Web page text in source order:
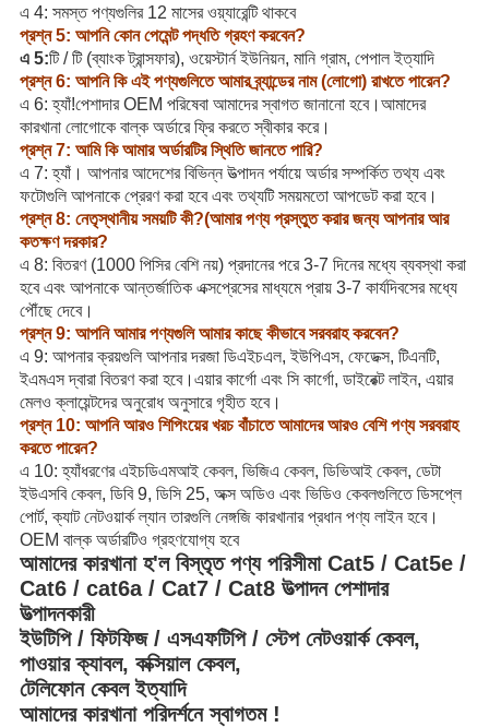
এ 4: সমস্ত পণ্যগুলির 12 মাসের ওয়্যারেন্টি থাকবে
প্রশ্ন 5: আপনি কোন পেমেন্ট পদ্ধতি গ্রহণ করবেন?
এ 5:টি / টি (ব্যাংক ট্রান্সফার), ওয়েস্টার্ন ইউনিয়ন, মানি গ্রাম, পেপাল ইত্যাদি
প্রশ্ন 6: আপনি কি এই পণ্যগুলিতে আমার ব্র্যান্ডের নাম (লোগো) রাখতে পারেন?
এ 6: হ্যাঁ!পেশাদার OEM পরিষেবা আমাদের স্বাগত জানানো হবে।আমাদের
কারখানা লোগোকে বাল্ক অর্ডারে ফ্রি করতে স্বীকার করে।
প্রশ্ন 7: আমি কি আমার অর্ডারটির স্থিতি জানতে পারি?
এ 7: হ্যাঁ। আপনার আদেশের বিভিন্ন উত্পাদন পর্যায়ে অর্ডার সম্পর্কিত তথ্য এবং
ফটোগুলি আপনাকে প্রেরণ করা হবে এবং তথ্যটি সময়মতো আপডেট করা হবে।
প্রশ্ন 8: নেতৃস্থানীয় সময়টি কী?(আমার পণ্য প্রস্তুত করার জন্য আপনার আর
কতক্ষণ দরকার?
এ 8: বিতরণ (1000 পিসির বেশি নয়) প্রদানের পরে 3-7 দিনের মধ্যে ব্যবস্থা করা
হবে এবং আপনাকে আন্তর্জাতিক এক্সপ্রেসের মাধ্যমে প্রায় 3-7 কার্যদিবসের মধ্যে
পৌঁছে দেবে।
প্রশ্ন 9: আপনি আমার পণ্যগুলি আমার কাছে কীভাবে সরবরাহ করবেন?
এ 9: আপনার ক্রয়গুলি আপনার দরজা ডিএইচএল, ইউপিএস, ফেডেক্স, টিএনটি,
ইএমএস দ্বারা বিতরণ করা হবে।এয়ার কার্গো এবং সি কার্গো, ডাইরেক্ট লাইন, এয়ার
মেলও ক্লায়েন্টদের অনুরোধ অনুসারে গৃহীত হবে।
প্রশ্ন 10: আপনি আরও শিপিংয়ের খরচ বাঁচাতে আমাদের আরও বেশি পণ্য সরবরাহ
করতে পারেন?
এ 10: হ্যাঁধরণের এইচডিএমআই কেবল, ভিজিএ কেবল, ডিভিআই কেবল, ডেটা
ইউএসবি কেবল, ডিবি 9, ডিসি 25, অক্স অডিও এবং ভিডিও কেবলগুলিতে ডিসপ্লে
পোর্ট, ক্যাট নেটওয়ার্ক ল্যান তারগুলি নেঙ্গজি কারখানার প্রধান পণ্য লাইন হবে।
OEM বাল্ক অর্ডারটিও গ্রহণযোগ্য হবে
আমাদের কারখানা হ'ল বিস্তৃত পণ্য পরিসীমা Cat5 / Cat5e /
Cat6 / cat6a / Cat7 / Cat8 উত্পাদন পেশাদার
উত্পাদনকারী
ইউটিপি / ফিটফিজ / এসএফটিপি / স্টেপ নেটওয়ার্ক কেবল,
পাওয়ার ক্যাবল, কক্সিয়াল কেবল,
টেলিফোন কেবল ইত্যাদি
আমাদের কারখানা পরিদর্শনে স্বাগতম !